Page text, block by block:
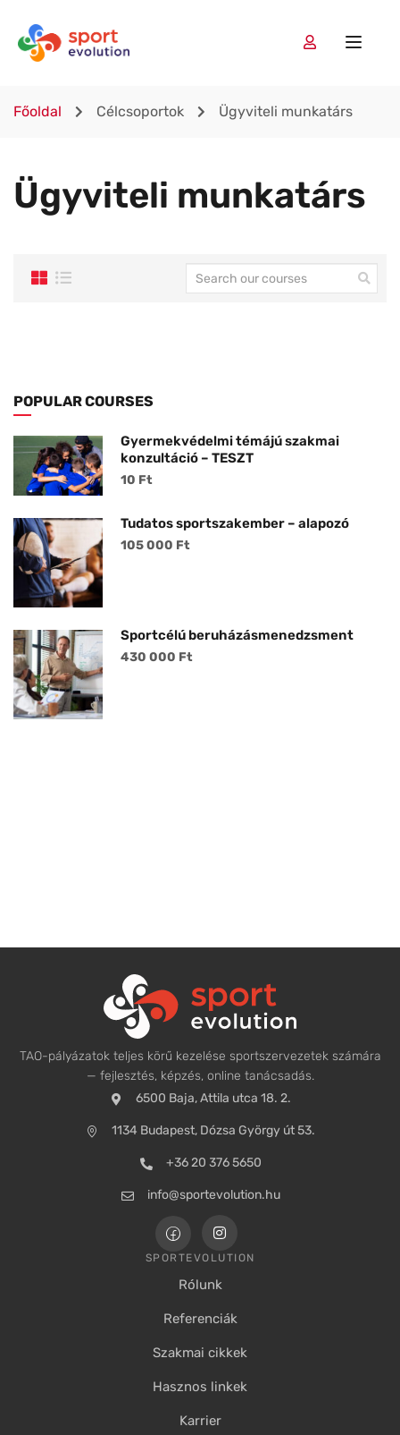
Főoldal Célcsoportok Ügyviteli munkatárs
Ügyviteli munkatárs
POPULAR COURSES
Gyermekvédelmi témájú szakmai
konzultáció – TESZT
10 Ft
Tudatos sportszakember – alapozó
105 000 Ft
Sportcélú beruházásmenedzsment
430 000 Ft
TAO-pályázatok teljes körű kezelése sportszervezetek számára
— fejlesztés, képzés, online tanácsadás.
6500 Baja, Attila utca 18. 2.
1134 Budapest, Dózsa György út 53.
+36 20 376 5650
info@sportevolution.hu
SPORTEVOLUTION
Rólunk
Referenciák
Szakmai cikkek
Hasznos linkek
Karrier